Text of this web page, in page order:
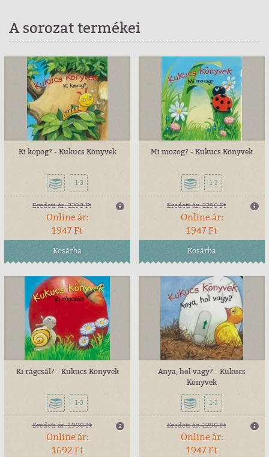
A sorozat termékei
Ki kopog? - Kukucs Könyvek
1-3
Eredeti ár:2290 Ft
Online ár:
1947 Ft
Kosárba
Mi mozog? - Kukucs Könyvek
1-3
Eredeti ár:2290 Ft
Online ár:
1947 Ft
Kosárba
Ki rágcsál? - Kukucs Könyvek
1-3
Eredeti ár:1990 Ft
Online ár:
1692 Ft
Anya, hol vagy? - Kukucs
Könyvek
1-3
Eredeti ár:2290 Ft
Online ár:
1947 Ft